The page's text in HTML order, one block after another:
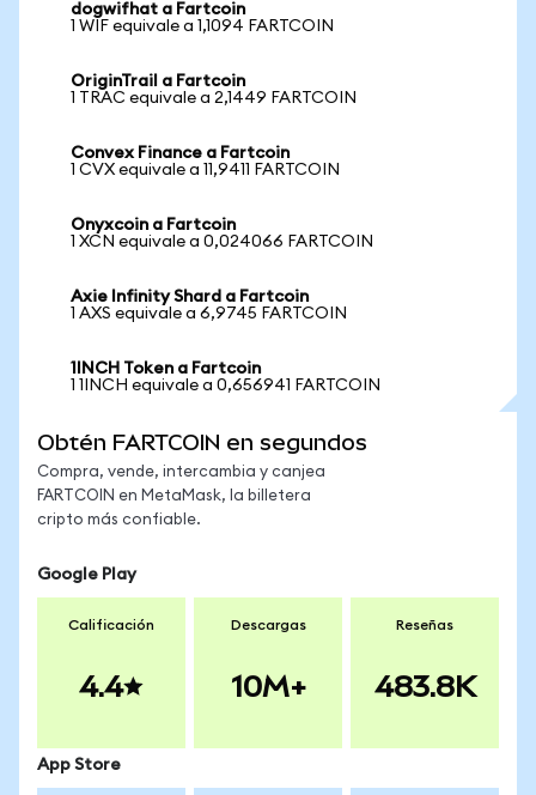
dogwifhat a Fartcoin
1 WIF equivale a 1,1094 FARTCOIN
OriginTrail a Fartcoin
1 TRAC equivale a 2,1449 FARTCOIN
Convex Finance a Fartcoin
1 CVX equivale a 11,9411 FARTCOIN
Onyxcoin a Fartcoin
1 XCN equivale a 0,024066 FARTCOIN
Axie Infinity Shard a Fartcoin
1 AXS equivale a 6,9745 FARTCOIN
1INCH Token a Fartcoin
1 1INCH equivale a 0,656941 FARTCOIN
Obtén FARTCOIN en segundos
Compra, vende, intercambia y canjea
FARTCOIN en MetaMask, la billetera
cripto más confiable.
Google Play
Calificación
4.4
Descargas
10M+
Reseñas
483.8K
App Store